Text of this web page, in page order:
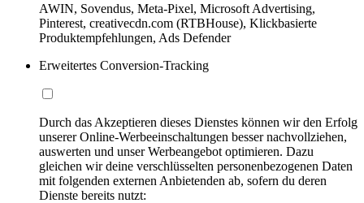
AWIN, Sovendus, Meta-Pixel, Microsoft Advertising,
Pinterest, creativecdn.com (RTBHouse), Klickbasierte
Produktempfehlungen, Ads Defender
Erweitertes Conversion-Tracking
Durch das Akzeptieren dieses Dienstes können wir den Erfolg
unserer Online-Werbeeinschaltungen besser nachvollziehen,
auswerten und unser Werbeangebot optimieren. Dazu
gleichen wir deine verschlüsselten personenbezogenen Daten
mit folgenden externen Anbietenden ab, sofern du deren
Dienste bereits nutzt: